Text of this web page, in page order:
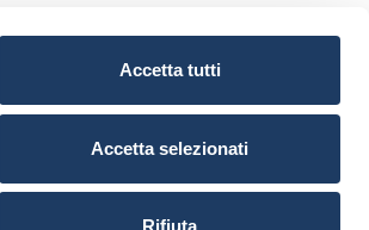
Accetta tutti
Accetta selezionati
Rifiuta